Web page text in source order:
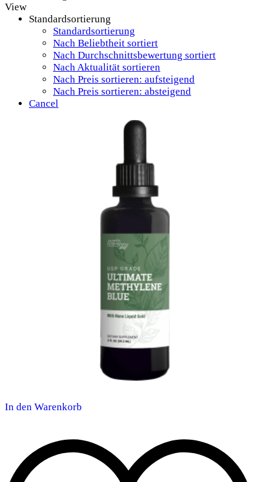
View
Standardsortierung
Standardsortierung
Nach Beliebtheit sortiert
Nach Durchschnittsbewertung sortiert
Nach Aktualität sortieren
Nach Preis sortieren: aufsteigend
Nach Preis sortieren: absteigend
Cancel
In den Warenkorb